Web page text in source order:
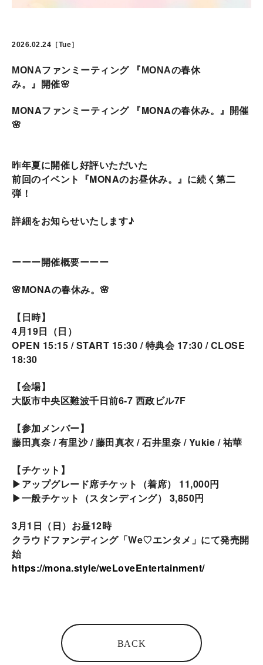
2026.02.24［Tue］
MONAファンミーティング 『MONAの春休
み。』開催🌸
MONAファンミーティング 『MONAの春休み。』開催
🌸
昨年夏に開催し好評いただいた
前回のイベント『MONAのお昼休み。』に続く第二
弾！
詳細をお知らせいたします♪
ーーー開催概要ーーー
🌸MONAの春休み。🌸
【日時】
4月19日（日）
OPEN 15:15 / START 15:30 / 特典会 17:30 / CLOSE
18:30
【会場】
大阪市中央区難波千日前6-7 西政ビル7F
【参加メンバー】
藤田真奈 / 有里沙 / 藤田真衣 / 石井里奈 / Yukie / 祐華
【チケット】
▶︎アップグレード席チケット（着席） 11,000円
▶︎一般チケット（スタンディング） 3,850円
3月1日（日）お昼12時
クラウドファンディング「We♡エンタメ」にて発売開
始
https://mona.style/weLoveEntertainment/
BACK